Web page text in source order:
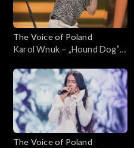
The Voice of Poland
Karol Wnuk – „Hound Dog”;
Przesłuchania w ciemno, 28
września 2024
The Voice of Poland